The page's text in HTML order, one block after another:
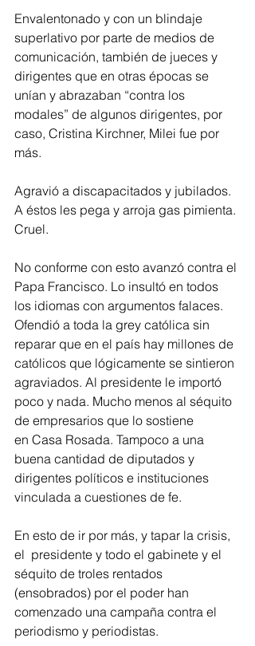
Envalentonado y con un blindaje
superlativo por parte de medios de
comunicación, también de jueces y
dirigentes que en otras épocas se
unían y abrazaban “contra los
modales” de algunos dirigentes, por
caso, Cristina Kirchner, Milei fue por
más.
Agravió a discapacitados y jubilados.
A éstos les pega y arroja gas pimienta.
Cruel.
No conforme con esto avanzó contra el
Papa Francisco. Lo insultó en todos
los idiomas con argumentos falaces.
Ofendió a toda la grey católica sin
reparar que en el país hay millones de
católicos que lógicamente se sintieron
agraviados. Al presidente le importó
poco y nada. Mucho menos al séquito
de empresarios que lo sostiene
en Casa Rosada. Tampoco a una
buena cantidad de diputados y
dirigentes políticos e instituciones
vinculada a cuestiones de fe.
En esto de ir por más, y tapar la crisis,
el  presidente y todo el gabinete y el
séquito de troles rentados
(ensobrados) por el poder han
comenzado una campaña contra el
periodismo y periodistas.